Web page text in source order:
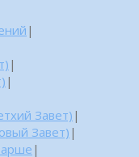
|
|
|
Завет) |
Завет) |
|